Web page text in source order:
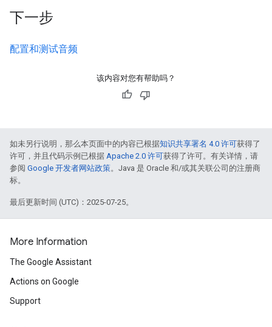
下一步
配置和测试音频
该内容对您有帮助吗？
如未另行说明，那么本页面中的内容已根据知识共享署名 4.0 许可获得了
许可，并且代码示例已根据 Apache 2.0 许可获得了许可。有关详情，请
参阅 Google 开发者网站政策。Java 是 Oracle 和/或其关联公司的注册商
标。
最后更新时间 (UTC)：2025-07-25。
More Information
The Google Assistant
Actions on Google
Support